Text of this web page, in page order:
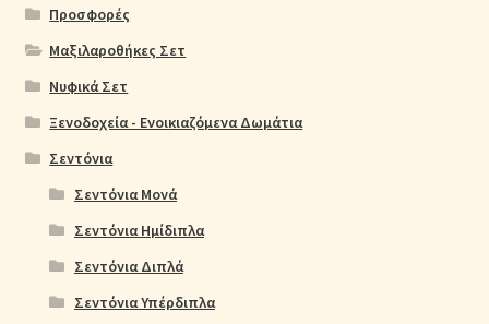
Προσφορές
Μαξιλαροθήκες Σετ
Νυφικά Σετ
Ξενοδοχεία - Ενοικιαζόμενα Δωμάτια
Σεντόνια
Σεντόνια Μονά
Σεντόνια Ημίδιπλα
Σεντόνια Διπλά
Σεντόνια Υπέρδιπλα